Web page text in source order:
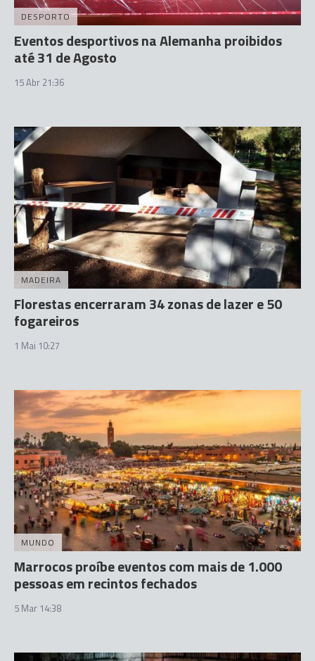
DESPORTO
Eventos desportivos na Alemanha proibidos
até 31 de Agosto
15 Abr 21:36
MADEIRA
Florestas encerraram 34 zonas de lazer e 50
fogareiros
1 Mai 10:27
MUNDO
Marrocos proíbe eventos com mais de 1.000
pessoas em recintos fechados
5 Mar 14:38